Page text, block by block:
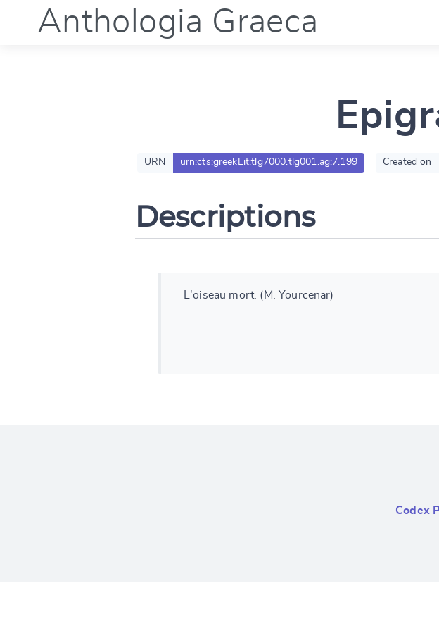
Anthologia Graeca
URN urn:cts:greekLit:tlg7000.tlg001.ag:7.199 Created on
Descriptions
L'oiseau mort. (M. Yourcenar)
Codex